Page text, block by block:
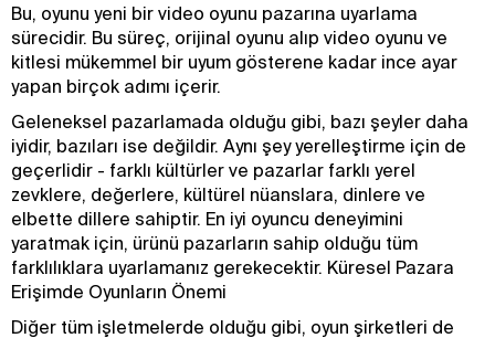
Bu, oyunu yeni bir video oyunu pazarına uyarlama
sürecidir. Bu süreç, orijinal oyunu alıp video oyunu ve
kitlesi mükemmel bir uyum gösterene kadar ince ayar
yapan birçok adımı içerir.
Geleneksel pazarlamada olduğu gibi, bazı şeyler daha
iyidir, bazıları ise değildir. Aynı şey yerelleştirme için de
geçerlidir - farklı kültürler ve pazarlar farklı yerel
zevklere, değerlere, kültürel nüanslara, dinlere ve
elbette dillere sahiptir. En iyi oyuncu deneyimini
yaratmak için, ürünü pazarların sahip olduğu tüm
farklılıklara uyarlamanız gerekecektir. Küresel Pazara
Erişimde Oyunların Önemi
Diğer tüm işletmelerde olduğu gibi, oyun şirketleri de